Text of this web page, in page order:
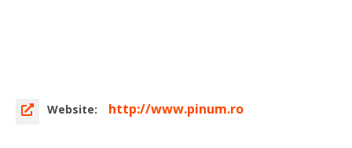
Website: http://www.pinum.ro